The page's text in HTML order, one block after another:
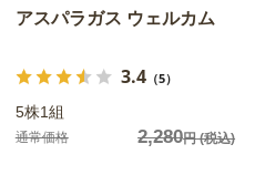
アスパラガス ウェルカム
3.4（5）
5株1組
通常価格 2,280円(税込)